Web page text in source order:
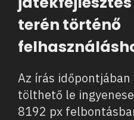
terén történő
Az írás
tölthető le
8192 px